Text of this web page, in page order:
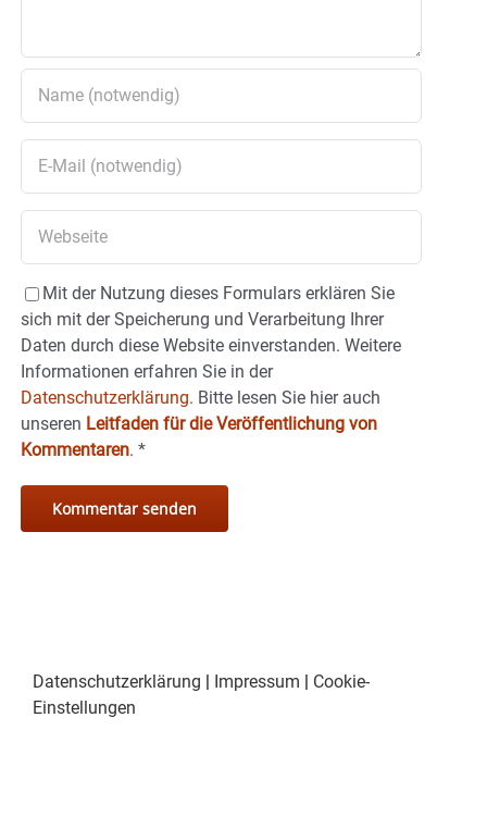
Mit der Nutzung dieses Formulars erklären Sie
sich mit der Speicherung und Verarbeitung Ihrer
Daten durch diese Website einverstanden. Weitere
Informationen erfahren Sie in der
Datenschutzerklärung. Bitte lesen Sie hier auch
unseren Leitfaden für die Veröffentlichung von
Kommentaren. *
Datenschutzerklärung | Impressum | Cookie-
Einstellungen